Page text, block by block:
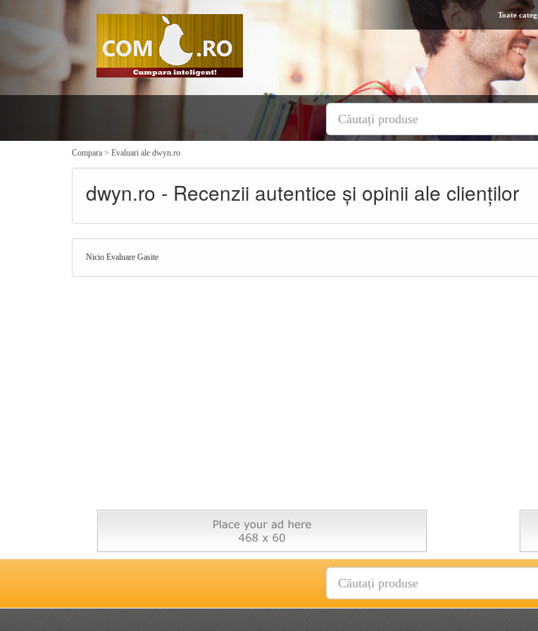
Toate
Compara > Evaluari ale dwyn.ro
dwyn.ro - Recenzii autentice și opinii ale clienților
Nicio Evaluare Gasite